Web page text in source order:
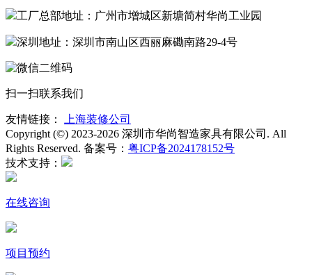
工厂总部地址：广州市增城区新塘简村华尚工业园
深圳地址：深圳市南山区西丽麻磡南路29-4号
扫一扫联系我们
友情链接：
上海装修公司
Copyright (©) 2023-2026 深圳市华尚智造家具有限公司. All
Rights Reserved. 备案号： 粤ICP备2024178152号
技术支持：
在线咨询
项目预约